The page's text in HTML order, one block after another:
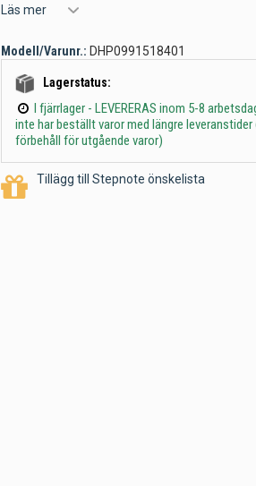
Läs mer
Modell/Varunr.: DHP0991518401
Lagerstatus:
I fjärrlager - LEVERERAS inom 5-8
inte har beställt varor med längre leveranstider
förbehåll för utgående varor)
Tillägg till Stepnote önskelista